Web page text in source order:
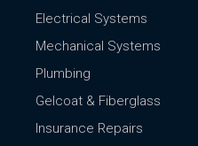
Electrical Systems
Mechanical Systems
Plumbing
Gelcoat & Fiberglass
Insurance Repairs